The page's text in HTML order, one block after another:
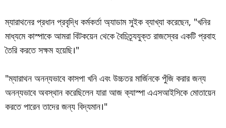
ম্যারাথনের প্রধান প্রবৃদ্ধি কর্মকর্তা অ্যাডাম সুইক ব্যাখ্যা করেছেন, "খনির
মাধ্যমে কাস্পাকে আমরা বিটকয়েন থেকে বৈচিত্র্যযুক্ত রাজস্বের একটি প্রবাহ
তৈরি করতে সক্ষম হয়েছি।"
"ম্যারাথন অনন্যভাবে কাসপা খনি এবং উচ্চতর মার্জিনকে পুঁজি করার জন্য
অনন্যভাবে অবস্থান করেছিলেন যারা আজ ক্যাস্পা এএসআইসিকে মোতায়েন
করতে পারেন তাদের জন্য বিদ্যমান।"